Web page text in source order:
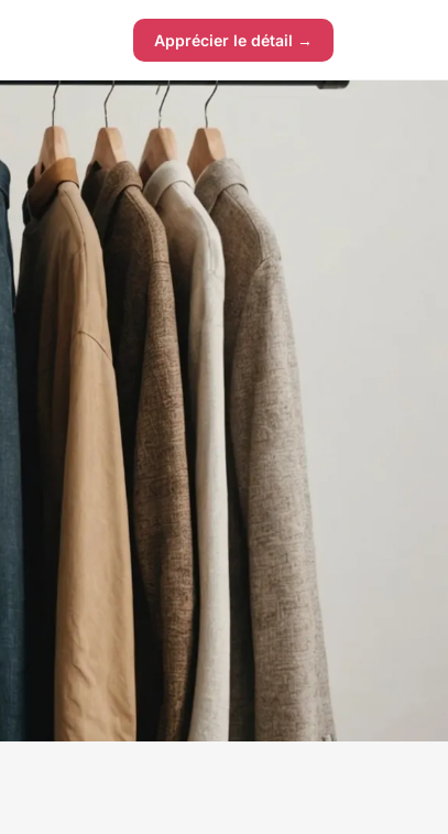
Apprécier le détail →